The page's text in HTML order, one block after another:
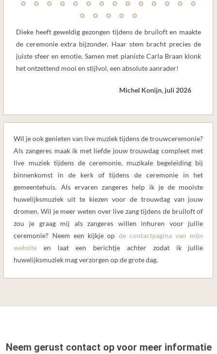
Dieke heeft geweldig gezongen tijdens de bruiloft en maakte
de ceremonie extra bijzonder. Haar stem bracht precies de
juiste sfeer en emotie. Samen met pianiste Carla Braan klonk
het ontzettend mooi en stijlvol, een absolute aanrader!
Michel Konijn, juli 2026
Wil je ook genieten van live muziek tijdens de trouwceremonie?
Als zangeres maak ik met liefde jouw trouwdag compleet met
live muziek tijdens de ceremonie, muzikale begeleiding bij
binnenkomst in de kerk of tijdens de ceremonie in het
gemeentehuis. Als ervaren zangeres help ik je de mooiste
huwelijksmuziek uit te kiezen voor de trouwdag van jouw
dromen. Wil je meer weten over live zang tijdens de bruiloft of
zou je graag mij als zangeres willen inhuren voor jullie
ceremonie? Neem een kijkje op de contactpagina van mijn
website en laat een berichtje achter zodat ik jullie
huwelijksmuziek mag verzorgen op de grote dag.
Neem gerust contact op voor meer informatie